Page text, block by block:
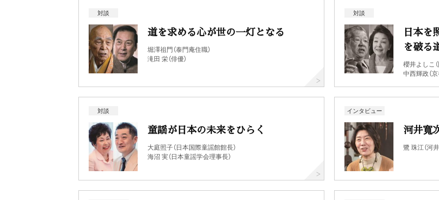
対談
道を求める心が世の一灯となる
堀澤祖門（泰門庵住職）
滝田 栄（俳優）
対談
日本
を破る
櫻井よしこ
中西輝政（
対談
童謡が日本の未来をひらく
大庭照子（日本国際童謡館館長）
海沼 実（日本童謡学会理事長）
インタビュー
河井寬
鷺 珠江（河